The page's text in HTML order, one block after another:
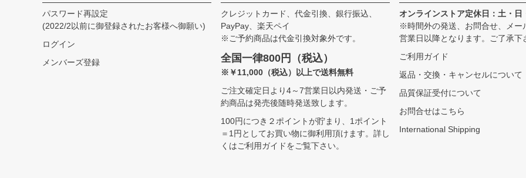
パスワード再設定
(2022/2以前に御登録されたお客様へ御願い)
ログイン
メンバーズ登録
クレジットカード、代金引換、銀行振込、
PayPay、楽天ペイ
※ご予約商品は代金引換対象外です。
全国一律800円（税込）
※￥11,000（税込）以上で送料無料
ご注文確定日より4～7営業日以内発送・ご予
約商品は発売後随時発送致します。
100円につき２ポイントが貯まり、1ポイント
＝1円としてお買い物に御利用頂けます。 詳し
くはご利用ガイドをご覧下さい。
オンラインストア定休日：土・日
※時間外の発送、お問合せ、メー
営業日以降となります。ご了承下
ご利用ガイド
返品・交換・キャンセルについて
品質保証受付について
お問合せはこちら
International Shipping